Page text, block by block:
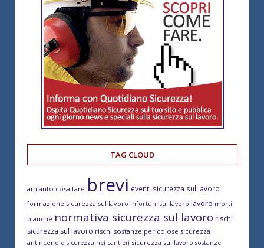
TAG CLOUD
amianto cosa fare brevi eventi sicurezza sul lavoro
formazione sicurezza sul lavoro infortuni sul lavoro lavoro morti
bianche normativa sicurezza sul lavoro rischi
sicurezza sul lavoro rischi sostanze pericolose sicurezza
antincendio sicurezza nei cantieri sicurezza sul lavoro sostanze